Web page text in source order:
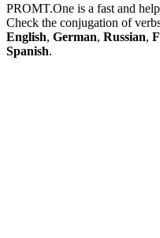
PROMT.One is a fast and
Check the conjugation of
English, German, Russian,
Spanish.